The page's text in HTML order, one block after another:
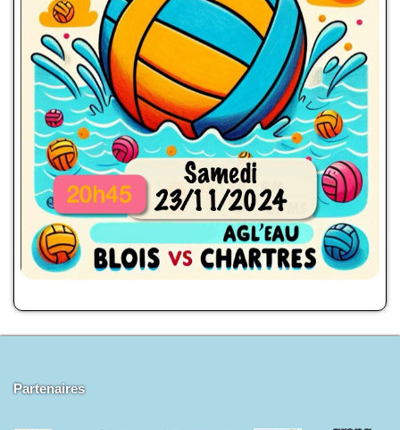
La boutique
Le Club
24H de Natation
Ecole de Natation Française
Coupe Jean-Louis Dedieu
Projet Club
Docs à consulter
Historique
Partenaires